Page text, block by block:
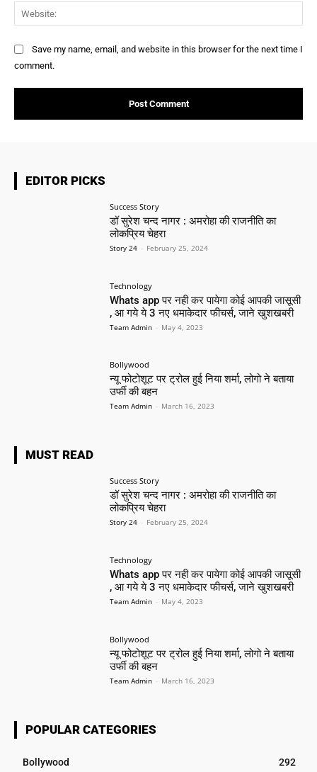
Save my name, email, and website in this browser for the next time I
comment.
EDITOR PICKS
Success Story
डॉ सुरेश चन्द नागर : अमरोहा की राजनीति का
लोकप्रिय चेहरा
Story 24 - February 25, 2024
Technology
Whats app पर नही कर पायेगा कोई आपकी जासूसी
, आ गये ये 3 नए धमाकेदार फीचर्स, जाने खुशखबरी
Team Admin - May 4, 2023
Bollywood
न्यू फोटोशूट पर ट्रोल हुई निया शर्मा, लोगो ने बताया
उर्फी की बहन
Team Admin - March 16, 2023
MUST READ
Success Story
डॉ सुरेश चन्द नागर : अमरोहा की राजनीति का
लोकप्रिय चेहरा
Story 24 - February 25, 2024
Technology
Whats app पर नही कर पायेगा कोई आपकी जासूसी
, आ गये ये 3 नए धमाकेदार फीचर्स, जाने खुशखबरी
Team Admin - May 4, 2023
Bollywood
न्यू फोटोशूट पर ट्रोल हुई निया शर्मा, लोगो ने बताया
उर्फी की बहन
Team Admin - March 16, 2023
POPULAR CATEGORIES
Bollywood 292